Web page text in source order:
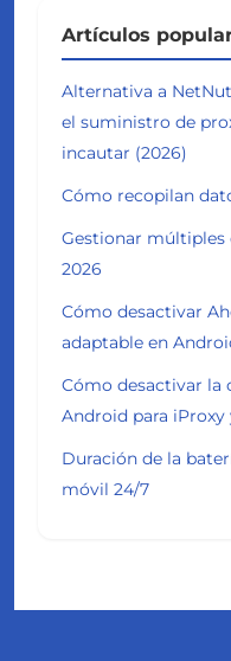
Artículos
Alternativa a
el suministro de
incautar (2026)
Cómo recopilan
Gestionar múltiples
2026
Cómo desactivar
adaptable en
Cómo desactivar la
Android para iProxy
Duración de la
móvil 24/7